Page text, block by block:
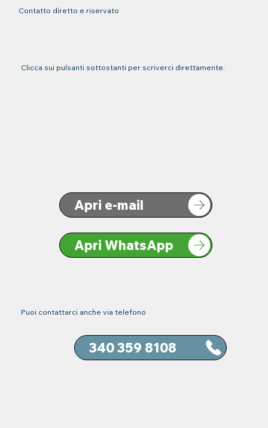
Contatto diretto e riservato
Clicca sui pulsanti sottostanti per scriverci direttamente.
Apri e-mail
Apri WhatsApp
Puoi contattarci anche via telefono